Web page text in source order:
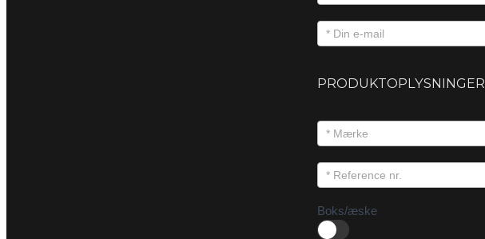
PRODUKTOPLYSNINGER
Boks/æske